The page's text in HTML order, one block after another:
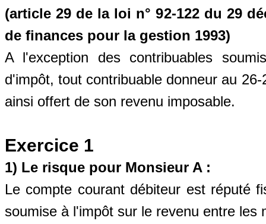
(article 29 de la loi n° 92-122 du 29
de finances pour la gestion 1993)
A l'exception des contribuables
d'impôt, tout contribuable donneur au
ainsi offert de son revenu imposable.
Exercice 1
1) Le risque pour Monsieur A :
Le compte courant débiteur est réputé
soumise à l'impôt sur le revenu entre les